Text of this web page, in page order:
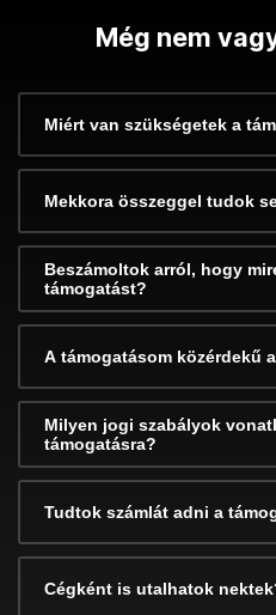
Még nem
Miért van szükségetek a
Mekkora összeggel tudok
Beszámoltok arról, hogy
támogatást?
A támogatásom közérdekű
Milyen jogi szabályok
támogatásra?
Tudtok számlát adni a
Cégként is utalhatok